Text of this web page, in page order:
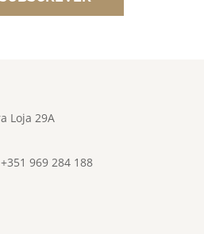
Loja 29A
969 284 188